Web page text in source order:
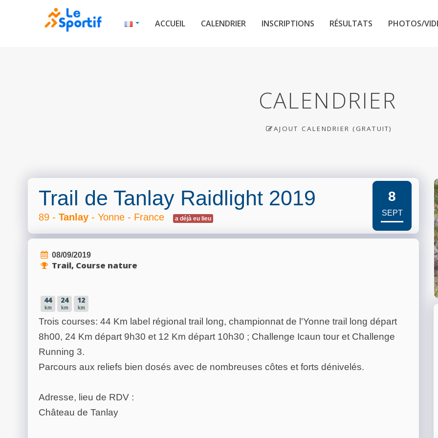
ACCUEIL CALENDRIER INSCRIPTIONS RÉSULTATS PHOTOS/
CALENDRIER
AJOUT CALENDRIER (GRATUIT)
Trail de Tanlay Raidlight 2019
89 - Tanlay - Yonne - France a déjà eu lieu
8
SEPT
08/09/2019
Trail, Course nature
44
km
24
km
12
km
Trois courses: 44 Km label régional trail long, championnat de l'Yonne trail long départ
8h00, 24 Km départ 9h30 et 12 Km départ 10h30 ; Challenge Icaun tour et Challenge
Running 3.
Parcours aux reliefs bien dosés avec de nombreuses côtes et forts dénivelés.
Adresse, lieu de RDV :
Château de Tanlay